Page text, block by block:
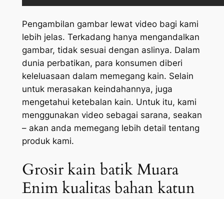
Pengambilan gambar lewat video bagi kami
lebih jelas. Terkadang hanya mengandalkan
gambar, tidak sesuai dengan aslinya. Dalam
dunia perbatikan, para konsumen diberi
keleluasaan dalam memegang kain. Selain
untuk merasakan keindahannya, juga
mengetahui ketebalan kain. Untuk itu, kami
menggunakan video sebagai sarana, seakan
– akan anda memegang lebih detail tentang
produk kami.
Grosir kain batik Muara
Enim kualitas bahan katun